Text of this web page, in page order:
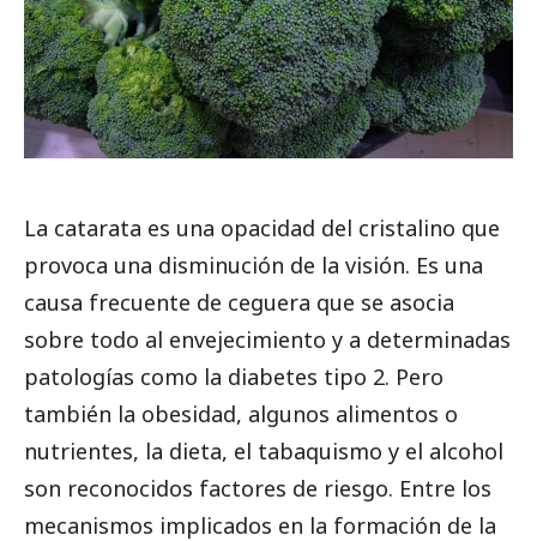
La catarata es una opacidad del cristalino que
provoca una disminución de la visión. Es una
causa frecuente de ceguera que se asocia
sobre todo al envejecimiento y a determinadas
patologías como la diabetes tipo 2. Pero
también la obesidad, algunos alimentos o
nutrientes, la dieta, el tabaquismo y el alcohol
son reconocidos factores de riesgo. Entre los
mecanismos implicados en la formación de la